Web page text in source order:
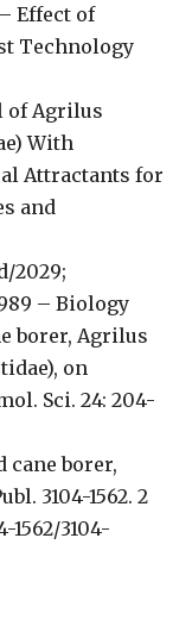
Effect of
Technology
of Agrilus
With
Attractants for
and
2029;
– Biology
borer, Agrilus
on
Sci. 24: 204-
cane borer,
3104-1562. 2
1562/3104-